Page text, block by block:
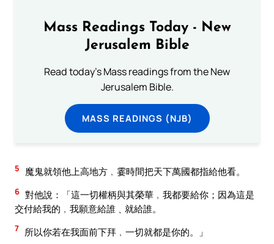
Mass Readings Today - New
Jerusalem Bible
Read today's Mass readings from the New
Jerusalem Bible.
MASS READINGS (NJB)
5 魔鬼就領他上高地方﹐霎時間把天下萬國都指給他看。
6 對他說：「這一切權柄與其榮華﹐我都要給你；因為這是
交付給我的﹐我願意給誰﹑就給誰。
7 所以你若在我面前下拜﹐一切就都是你的。」